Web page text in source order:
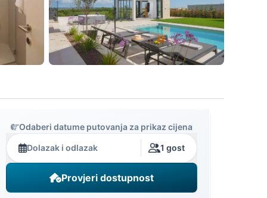
Odaberi datume putovanja za prikaz cijena
Dolazak i odlazak 1 gost
Provjeri dostupnost